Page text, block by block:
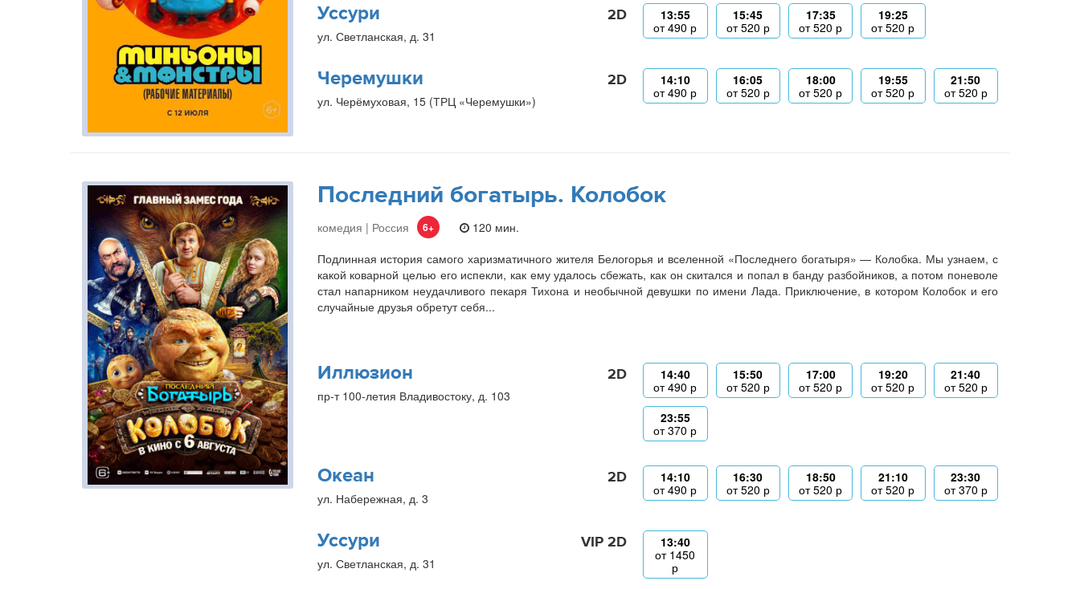
Уссури
ул. Светланская, д. 31
2D
13:55
от490 р
15:45
от520 р
17:35
от520 р
19:25
от520 р
Черемушки
ул. Черёмуховая, 15 (ТРЦ «Черемушки»)
2D
14:10
от490 р
16:05
от520 р
18:00
от520 р
19:55
от520 р
21:50
от520 р
Последний богатырь. Колобок
комедия | Россия 6+
120 мин.
Подлинная история самого харизматичного жителя Белогорья и вселенной «Последнего богатыря» — Колобка. Мы узнаем, с
какой коварной целью его испекли, как ему удалось сбежать, как он скитался и попал в банду разбойников, а потом поневоле
стал напарником неудачливого пекаря Тихона и необычной девушки по имени Лада. Приключение, в котором Колобок и его
случайные друзья обретут себя...
Иллюзион
пр-т 100-летия Владивостоку, д. 103
2D
14:40
от490 р
15:50
от520 р
17:00
от520 р
19:20
от520 р
21:40
от520 р
23:55
от370 р
Океан
ул. Набережная, д. 3
2D
14:10
от490 р
16:30
от520 р
18:50
от520 р
21:10
от520 р
23:30
от370 р
Уссури
ул. Светланская, д. 31
VIP 2D
13:40
от 1450
р